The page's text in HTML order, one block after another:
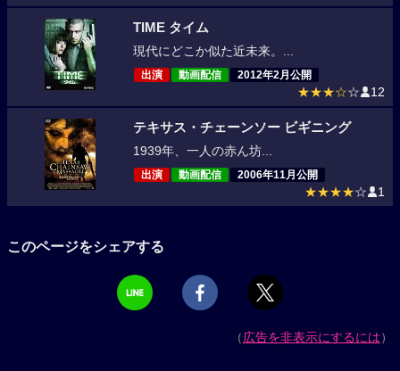
TIME タイム
現代にどこか似た近未来。...
出演 動画配信 2012年2月公開
★★★☆☆ 12
テキサス・チェーンソー ビギニング
1939年、一人の赤ん坊...
出演 動画配信 2006年11月公開
★★★★☆ 1
このページをシェアする
（広告を非表示にするには）